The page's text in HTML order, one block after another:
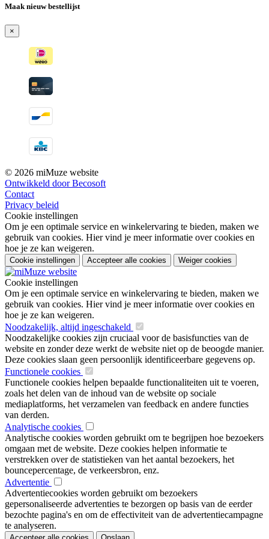
Maak nieuw bestellijst
×
© 2026 miMuze website
Ontwikkeld door Becosoft
Contact
Privacy beleid
Cookie instellingen
Om je een optimale service en winkelervaring te bieden, maken we
gebruik van cookies. Hier vind je meer informatie over cookies en
hoe je ze kan weigeren.
Cookie instellingen Accepteer alle cookies Weiger cookies
Cookie instellingen
Om je een optimale service en winkelervaring te bieden, maken we
gebruik van cookies. Hier vind je meer informatie over cookies en
hoe je ze kan weigeren.
Noodzakelijk, altijd ingeschakeld
Noodzakelijke cookies zijn cruciaal voor de basisfuncties van de
website en zonder deze werkt de website niet op de beoogde manier.
Deze cookies slaan geen persoonlijk identificeerbare gegevens op.
Functionele cookies
Functionele cookies helpen bepaalde functionaliteiten uit te voeren,
zoals het delen van de inhoud van de website op sociale
mediaplatforms, het verzamelen van feedback en andere functies
van derden.
Analytische cookies
Analytische cookies worden gebruikt om te begrijpen hoe bezoekers
omgaan met de website. Deze cookies helpen informatie te
verstrekken over de statistieken van het aantal bezoekers, het
bouncepercentage, de verkeersbron, enz.
Advertentie
Advertentiecookies worden gebruikt om bezoekers
gepersonaliseerde advertenties te bezorgen op basis van de eerder
bezochte pagina's en om de effectiviteit van de advertentiecampagne
te analyseren.